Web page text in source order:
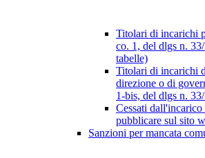
Titolari di incarichi
co. 1, del dlgs n.
tabelle)
Titolari di incarichi
direzione o di
1-bis, del dlgs n.
Cessati
pubblicare sul sito
Sanzioni per mancata